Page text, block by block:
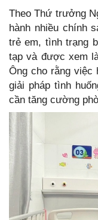
Theo Thứ trưởng
hành nhiều chính
trẻ em, tình trạng
tạp và được xem
Ông cho rằng
giải pháp tình
cần tăng cường